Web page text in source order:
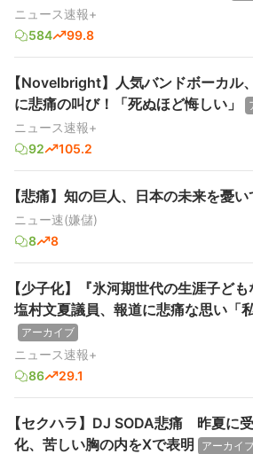
ニュース速報+
584
99.8
【Novelbright】人気バンドボーカル
に悲痛の叫び！「死ぬほど悔しい」
ニュース速報+
92
105.2
【悲痛】知の巨人、日本の未来を憂い
ニュー速(嫌儲)
8
8
【少子化】『氷河期世代の生涯子ども
塩村文夏議員、報道に悲痛な思い「
アーカイブ
ニュース速報+
86
29.1
【セクハラ】DJ SODA悲痛 昨夏に
化、苦しい胸の内をXで表明
アーカイ